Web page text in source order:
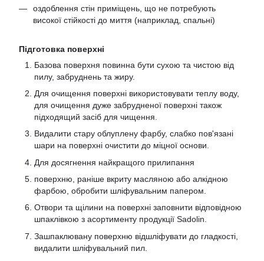
оздоблення стін приміщень, що не потребують
високої стійкості до миття (наприклад, спальні)
Підготовка поверхні
Базова поверхня повинна бути сухою та чистою від
пилу, забруднень та жиру.
Для очищення поверхні використовувати теплу воду,
для очищення дуже забрудненої поверхні також
підходящий засіб для чищення.
Видалити стару облуплену фарбу, слабко пов'язані
шари на поверхні очистити до міцної основи.
Для досягнення найкращого прилипання
поверхню, раніше вкриту масляною або алкідною
фарбою, обробити шліфувальним папером.
Отвори та щілини на поверхні заповнити відповідною
шпаклівкою з асортименту продукції Sadolin.
Зашпаклювану поверхню відшліфувати до гладкості,
видалити шліфувальний пил.